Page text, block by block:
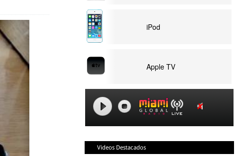
iPod
Apple TV
Videos Destacados